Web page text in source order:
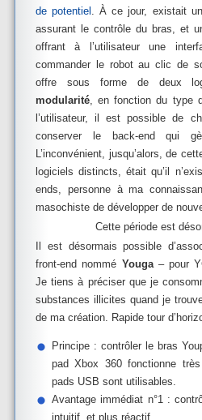
de potentiel . À ce jour, existait un
assurant le contrôle du bras, et
offrant à l’utilisateur une
commander le robot au clic de
offre sous forme de deux
modularité, en fonction du type
l’utilisateur, il est possible de
conserver le back-end qui
L’inconvénient, jusqu’alors, de
logiciels distincts, était qu’il
ends, personne à ma
masochiste de développer de
Cette période est
Il est désormais possible
front-end nommé Youga– pour
Je tiens à préciser que je
substances illicites quand je
de ma création. Rapide tour
Principe : contrôler le bras
pad Xbox 360 fonctionne
pads USB sont utilisables.
Avantage immédiat n°1 :
intuitif, et plus réactif